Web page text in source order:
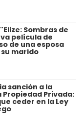
Sombras de
película de
de una esposa
marido
sanción a la
Privada:
ceder en la Ley